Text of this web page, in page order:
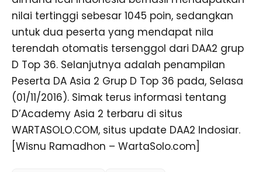
nilai tertinggi sebesar 1045 poin, sedangkan
untuk dua peserta yang mendapat nila
terendah otomatis tersenggol dari DAA2 grup
D Top 36. Selanjutnya adalah penampilan
Peserta DA Asia 2 Grup D Top 36 pada, Selasa
(01/11/2016). Simak terus informasi tentang
D’Academy Asia 2 terbaru di situs
WARTASOLO.COM, situs update DAA2 Indosiar.
[Wisnu Ramadhon – WartaSolo.com]